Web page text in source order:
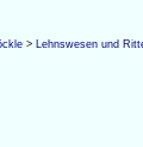
> Lehnswesen und